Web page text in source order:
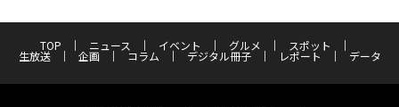
TOP ニュース イベント グルメ スポット
生放送 企画 コラム デジタル冊子 レポート データ